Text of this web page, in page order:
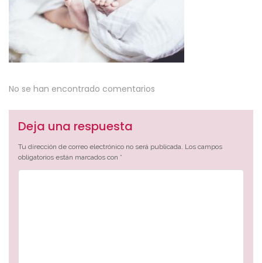
No se han encontrado comentarios
Deja una respuesta
Tu dirección de correo electrónico no será publicada. Los campos
obligatorios están marcados con *